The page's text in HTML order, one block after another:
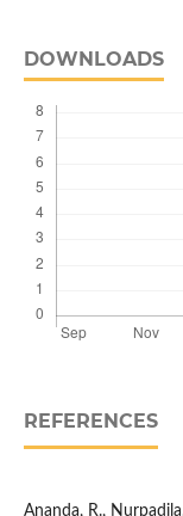
DOWNLOADS
REFERENCES
Ananda, R.,